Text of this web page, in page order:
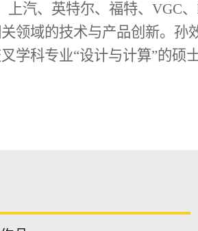
上汽、英特尔、福特、VGC
领域的技术与产品创新。孙
学科专业“设计与计算”的硕